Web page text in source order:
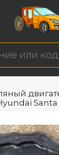
Santa